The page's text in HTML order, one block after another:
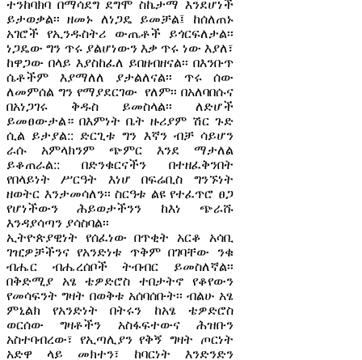
ተንከባክባ በማሳደግ ደግሞ ስኬታማ እንደሆነች
ይታወቃል፡፡ ዘመኑ ለነጋዴ ይመቻል፤ ከሰለጠኑ
አገሮች የኢንዱስትሪ ውጤቶች ይጎርፍለታል፡፡
ነጋዴው ግን ጥሩ ያልሆነውን እቃ ጥሩ ነው እያለ፣
ከዋጋው በላይ እያስከፈለ ይበዘብዘናል፡፡ በእንቡጥ
ሴቶችም እያማለለ ያታልለናል፡፡ ጥሩ ሰው
ለመምሰል ግን የማያደርገው የለም፡፡ በአለባበሱና
በአነጋገሩ ቅዱስ ይመስላል፡፡ ለድሆች
ይመፀውታል። በእምነት ቤት ዙሪያም ሽር ጉድ
ሲል ይታያል:: ድርጊቱ ግን እኛን ብቻ ሳይሆን
ራሱ አምላክንም ጭምር እንደ ማታለል
ይቆጠራል:: በድንቁርናችን በተዘፈቅንበት
የበላይነት ሥርዓት እነሆ በፍሬቢስ ግንኙነት
ዘወትር እንታመሳለን፡፡ ስርዓቱ ልዩ የተፈጥሮ ፀጋ
የሆነችውን ሕይወታችንን ከእነ ጭራሹ
እንዳያሳጣን ያሳስባል፡፡
ኢትዮጵያዊነት የሰፈነው በጥቂት አርቆ አሳቢ
ገዢዎቻችንና የአንድነቱ ጥቅም በገባቸው ንቁ
ብሔር ብሔረሰቦች ትብብር ይመስለኛል፡፡
በቅድሚያ አፄ ቴዎድሮስ ተበታትኖ የቆየውን
የመሳፍንት ግዛት በወቅቱ አሰባሰቡት፡፡ ብልሁ አፄ
ምኒልክ የአንድነት በትሩን ከአፄ ቴዎድሮስ
ወርሰው ግዛቶችን አስፋፍተውና ሕዝቡን
አስተባብረው፣ የኢጣሊያን የቅኝ ግዛት ጦርነት
አድዋ ላይ መክተን፣ ከባርነት እንድንድን